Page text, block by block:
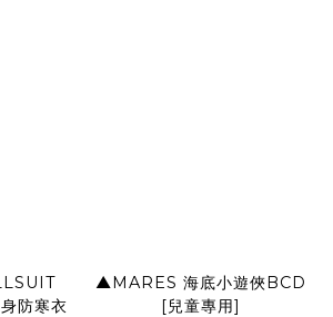
防寒衣
▲MARES 海底小遊俠BCD
[兒童專用]